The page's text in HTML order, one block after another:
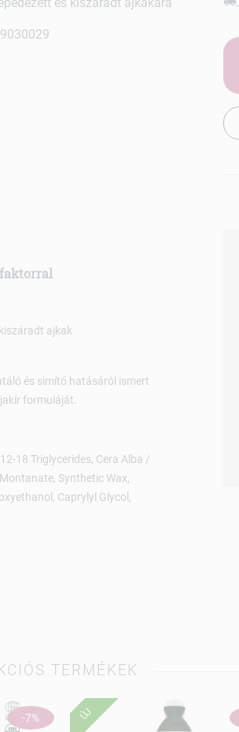
ajkak
és simító hatásáról ismert
formuláját.
18 Triglycerides, Cera Alba /
Synthetic Wax,
Caprylyl Glycol,
TERMÉKEK
-7% ÚJ